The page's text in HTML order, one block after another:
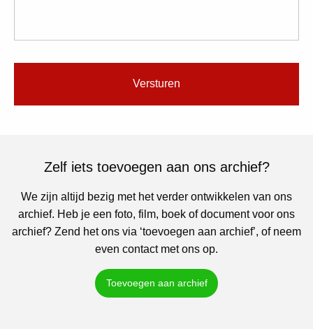
Zelf iets toevoegen aan ons archief?
We zijn altijd bezig met het verder ontwikkelen van ons
archief. Heb je een foto, film, boek of document voor ons
archief? Zend het ons via ‘toevoegen aan archief’, of neem
even contact met ons op.
Toevoegen aan archief